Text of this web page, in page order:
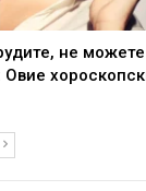
не можете
Овие